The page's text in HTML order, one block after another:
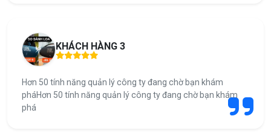
KHÁCH HÀNG 3
Hơn 50 tính năng quản lý công ty đang chờ bạn khám
pháHơn 50 tính năng quản lý công ty đang chờ bạn khám
phá